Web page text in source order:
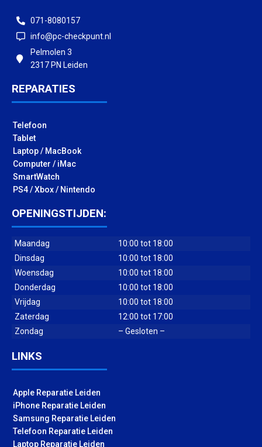
071-8080157
info@pc-checkpunt.nl
Pelmolen 3
2317 PN Leiden
REPARATIES
Telefoon
Tablet
Laptop / MacBook
Computer / iMac
SmartWatch
PS4 / Xbox / Nintendo
OPENINGSTIJDEN:
Maandag
10:00 tot 18:00
Dinsdag
10:00 tot 18:00
Woensdag
10:00 tot 18:00
Donderdag
10:00 tot 18:00
Vrijdag
10:00 tot 18:00
Zaterdag
12:00 tot 17:00
Zondag
– Gesloten –
LINKS
Apple Reparatie Leiden
iPhone Reparatie Leiden
Samsung Reparatie Leiden
Telefoon Reparatie Leiden
Laptop Reparatie Leiden